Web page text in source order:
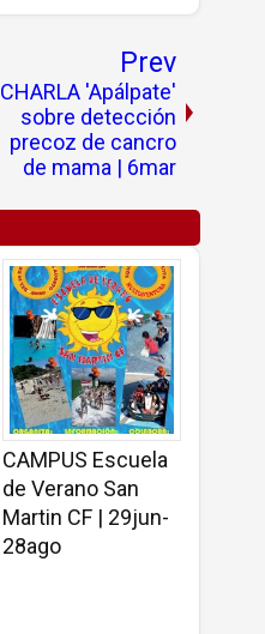
Prev
CHARLA 'Apálpate'
sobre detección
precoz de cancro
de mama | 6mar
CAMPUS Escuela
de Verano San
Martin CF | 29jun-
28ago